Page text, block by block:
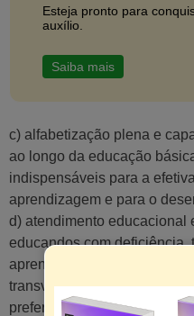
Esteja pronto para
auxílio.
Saiba mais
c) alfabetização plena e
ao longo da educação
indispensáveis para a
aprendizagem e para o
d) atendimento educacional
educandos com deficiência,
aprendizagem e altas
transversal a todos os
preferencialmente na rede